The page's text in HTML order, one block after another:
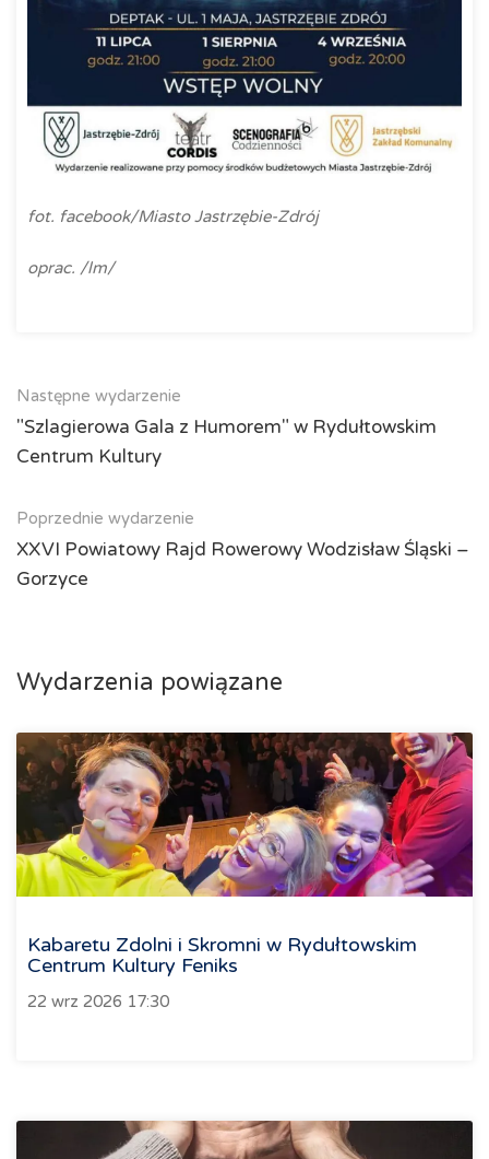
fot. facebook/Miasto Jastrzębie-Zdrój
oprac. /lm/
Następne wydarzenie
"Szlagierowa Gala z Humorem" w Rydułtowskim
Centrum Kultury
Poprzednie wydarzenie
XXVI Powiatowy Rajd Rowerowy Wodzisław Śląski –
Gorzyce
Wydarzenia powiązane
Kabaretu Zdolni i Skromni w Rydułtowskim
Centrum Kultury Feniks
22 wrz 2026 17:30